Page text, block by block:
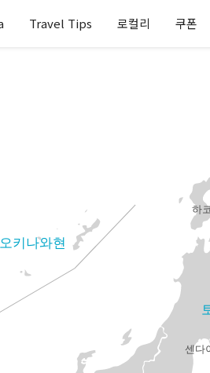
Travel Tips 로컬리 쿠폰
오키나와현
하
센다